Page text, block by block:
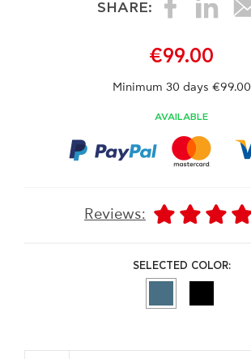
SHARE:
€99.00
Minimum 30 days €99.00
AVAILABLE
Reviews:
SELECTED COLOR: